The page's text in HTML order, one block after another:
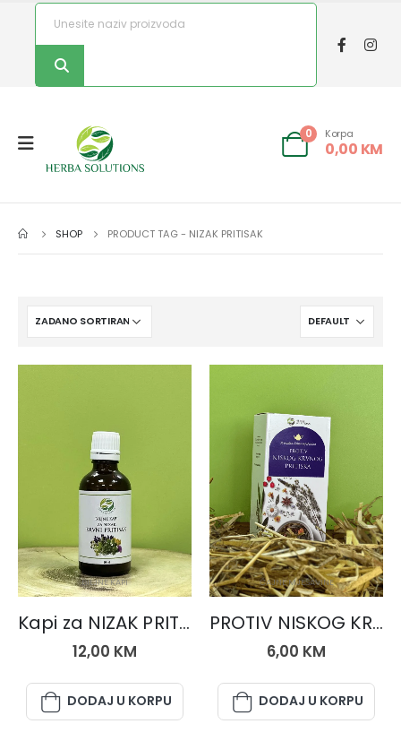
0 Korpa
0,00 KM
SHOP PRODUCT TAG - NIZAK PRITISAK
BILJNE KAPI
Kapi za NIZAK PRITISAK
12,00 KM
DODAJ U KORPU
ČAJNE MJEŠAVINE
PROTIV NISKOG KRVNOG PRITISKA, čaj 50 gr.
6,00 KM
DODAJ U KORPU